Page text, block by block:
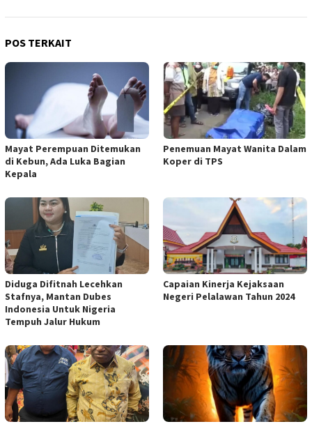
POS TERKAIT
Mayat Perempuan Ditemukan
di Kebun, Ada Luka Bagian
Kepala
Penemuan Mayat Wanita Dalam
Koper di TPS
Diduga Difitnah Lecehkan
Stafnya, Mantan Dubes
Indonesia Untuk Nigeria
Tempuh Jalur Hukum
Capaian Kinerja Kejaksaan
Negeri Pelalawan Tahun 2024